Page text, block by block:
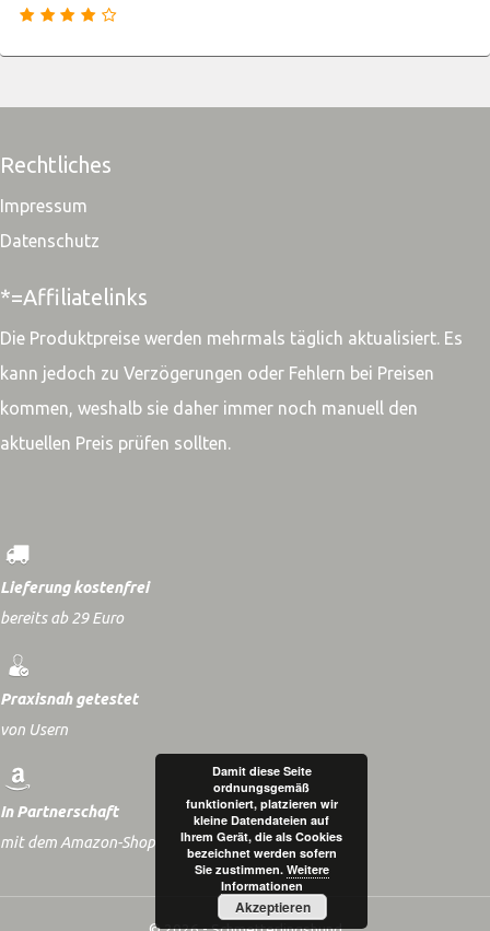
Rechtliches
Impressum
Datenschutz
*=Affiliatelinks
Die Produktpreise werden mehrmals täglich aktualisiert. Es
kann jedoch zu Verzögerungen oder Fehlern bei Preisen
kommen, weshalb sie daher immer noch manuell den
aktuellen Preis prüfen sollten.
Lieferung kostenfrei
bereits ab 29 Euro
Praxisnah getestet
von Usern
In Partnerschaft
mit dem Amazon-Shop
Damit diese Seite
ordnungsgemäß
funktioniert, platzieren wir
kleine Datendateien auf
Ihrem Gerät, die als Cookies
bezeichnet werden sofern
Sie zustimmen. Weitere
Informationen
Akzeptieren